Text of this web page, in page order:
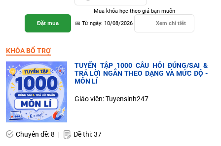
Đặt mua
Mua khóa học theo giá bạn muốn
📅 Từ ngày: 10/08/2026
Xem chi tiết
KHÓA BỔ TRỢ
TUYỂN TẬP 1000 CÂU HỎI ĐÚNG/SAI &
TRẢ LỜI NGẮN THEO DẠNG VÀ MỨC ĐỘ -
MÔN LÍ
Giáo viên: Tuyensinh247
Chuyên đề: 8
Đề thi: 37